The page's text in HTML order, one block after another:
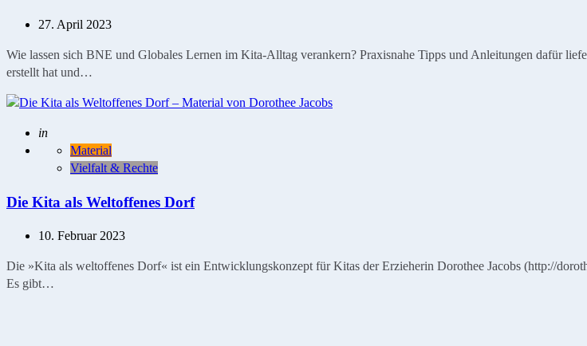
27. April 2023
Wie lassen sich BNE und Globales Lernen im Kita-Alltag verankern? Praxisnahe Tipps und Anleitungen dafür
erstellt hat und…
Geschrieben
in
Material
Vielfalt & Rechte
Die Kita als Weltoffenes Dorf
10. Februar 2023
Die »Kita als weltoffenes Dorf« ist ein Entwicklungskonzept für Kitas der Erzieherin Dorothee Jacobs (http://
Es gibt…